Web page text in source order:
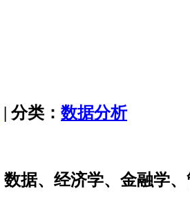
| 分类： 数据分析
据、经济学、金融学